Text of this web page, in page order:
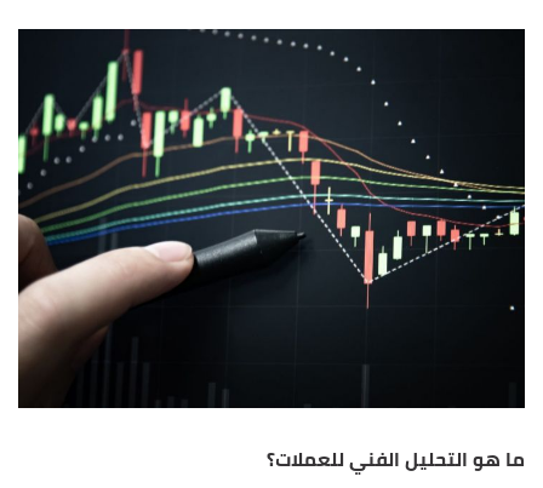
ما هو التحليل الفني للعملات؟